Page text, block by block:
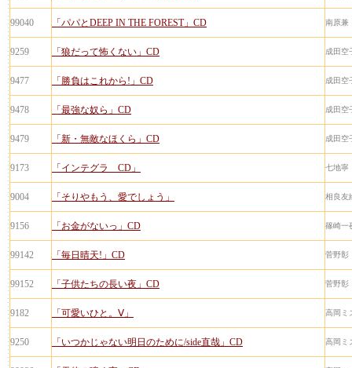
99040 「パパとDEEP IN THE FOREST」CD 南原兼
9259 「狼だって怖くない」CD 成田空
9477 「勝負はこれから!」CD 成田空
9478 「最強な奴ら」CD 成田空
9479 「新・無敵なほくら」CD 成田空
9173 「インテグラ CD」 七地寧
9004 「そりやもう、愛でしょう」 相良友
9156 「お金がないっ」CD 篠崎一
99142 「毎日晴天!」CD 菅野彰
99152 「子供たちの長い夜」CD 菅野彰
9182 「可愛いひと。Ⅴ」 高岡ミ
9250 「いつかじゃない明日のために/side直哉」CD 高岡ミ